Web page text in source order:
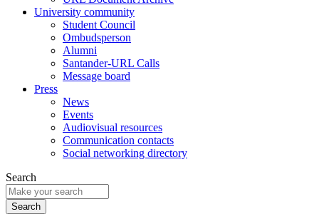
University community
Student Council
Ombudsperson
Alumni
Santander-URL Calls
Message board
Press
News
Events
Audiovisual resources
Communication contacts
Social networking directory
Search